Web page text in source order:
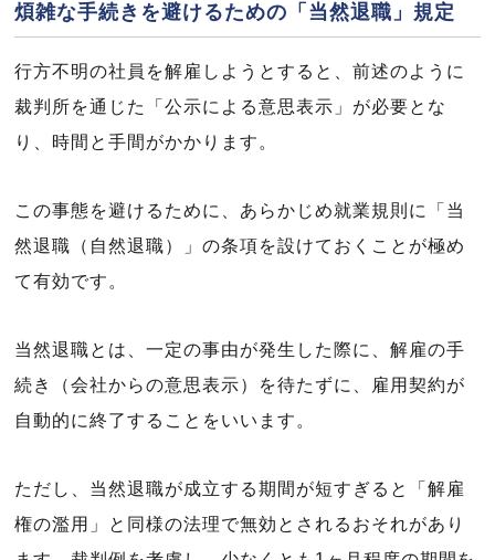
煩雑な手続きを避けるための「当然退職」規定
行方不明の社員を解雇しようとすると、前述のように
裁判所を通じた「公示による意思表示」が必要とな
り、時間と手間がかかります。
この事態を避けるために、あらかじめ就業規則に「当
然退職（自然退職）」の条項を設けておくことが極め
て有効です。
当然退職とは、一定の事由が発生した際に、解雇の手
続き（会社からの意思表示）を待たずに、雇用契約が
自動的に終了することをいいます。
ただし、当然退職が成立する期間が短すぎると「解雇
権の濫用」と同様の法理で無効とされるおそれがあり